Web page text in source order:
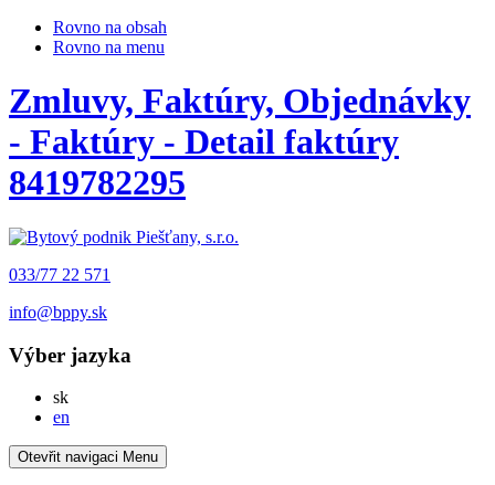
Rovno na obsah
Rovno na menu
Zmluvy, Faktúry, Objednávky
- Faktúry - Detail faktúry
8419782295
033/77 22 571
info@bppy.sk
Výber jazyka
skSlovensky
en
Otevřit navigaci Menu